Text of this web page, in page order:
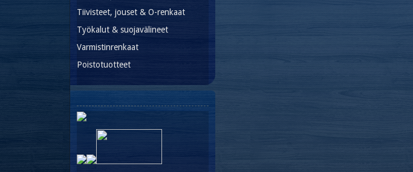
Tiivisteet, jouset & O-renkaat
Työkalut & suojavälineet
Varmistinrenkaat
Poistotuotteet